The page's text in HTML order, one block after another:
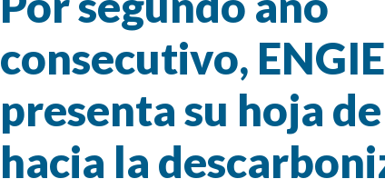
consecutivo, ENGIE
presenta su hoja
hacia la